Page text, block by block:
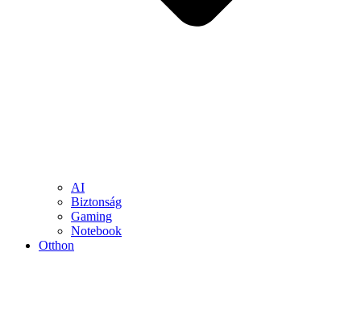
AI
Biztonság
Gaming
Notebook
Otthon